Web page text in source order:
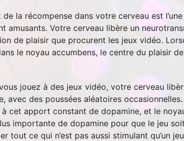
de la récompense dans votre cerveau est
amusants. Votre cerveau libère un
de plaisir que procurent les jeux vidéo.
le noyau accumbens, le centre du plaisir
jouez à des jeux vidéo, votre cerveau
avec des poussées aléatoires
à cet apport constant de dopamine, et le
importante de dopamine pour que le jeu
tout ce qui n’est pas aussi stimulant qu’un